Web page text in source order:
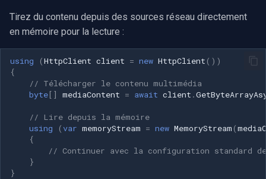
Tirez du contenu depuis des sources réseau directement
en mémoire pour la lecture :
using (HttpClient client = new HttpClient ())
{
// Télécharger le contenu multimédia
byte[] mediaContent = await client .
// Lire depuis la mémoire
using
( var memoryStream = new MemoryStream (
{
// Continuer avec la configuration standard
}
}